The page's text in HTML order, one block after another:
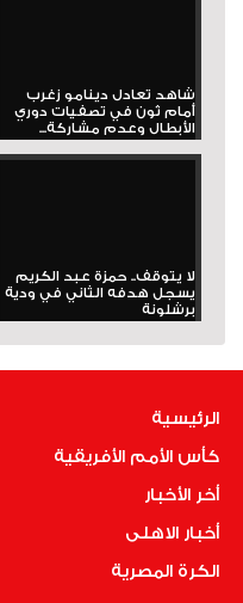
شاهد تعادل دينامو زغرب
أمام ثون في تصفيات دوري
الأبطال وعدم مشاركة...
لا يتوقف.. حمزة عبد الكريم
يسجل هدفه الثاني في ودية
برشلونة
الرئيسية
كأس الأمم الأفريقية
أخر الأخبار
أخبار الاهلى
الكرة المصرية